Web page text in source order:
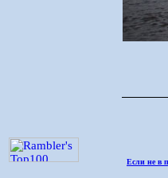
Если не в